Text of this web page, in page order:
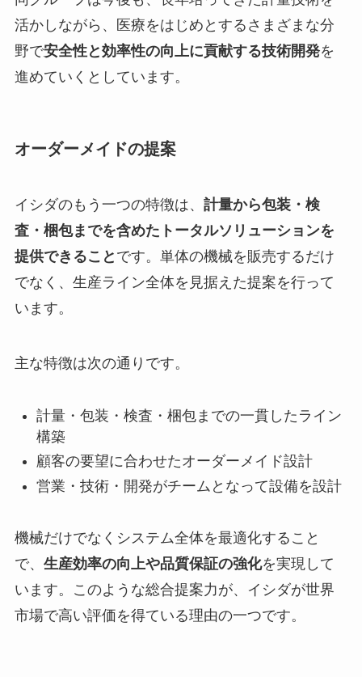
活かしながら、医療をはじめとするさまざまな分
野で安全性と効率性の向上に貢献する技術開発を
進めていくとしています。
オーダーメイドの提案
イシダのもう一つの特徴は、 計量から包装・検
査・梱包までを含めたトータルソリューションを
提供できること です。単体の機械を販売するだけ
でなく、生産ライン全体を見据えた提案を行って
います。
主な特徴は次の通りです。
計量・包装・検査・梱包までの一貫したライン
構築
顧客の要望に合わせたオーダーメイド設計
営業・技術・開発がチームとなって設備を設計
機械だけでなくシステム全体を最適化すること
で、 生産効率の向上や品質保証の強化を実現して
います。このような総合提案力が、イシダが世界
市場で高い評価を得ている理由の一つです。